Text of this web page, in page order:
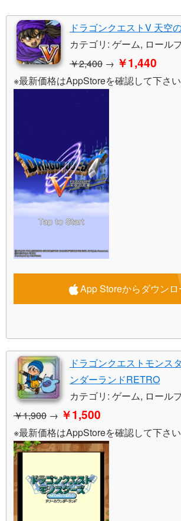
ドラゴンクエストV 天空
カテゴリ: ゲーム, ロール
￥2,400 → ￥1,440
※最新価格はAppStoreを確認して下さい
App Storeからダウンロ
ドラゴンクエストモンス
ンダーランドRETRO
カテゴリ: ゲーム, ロール
￥1,900 → ￥1,500
※最新価格はAppStoreを確認して下さい